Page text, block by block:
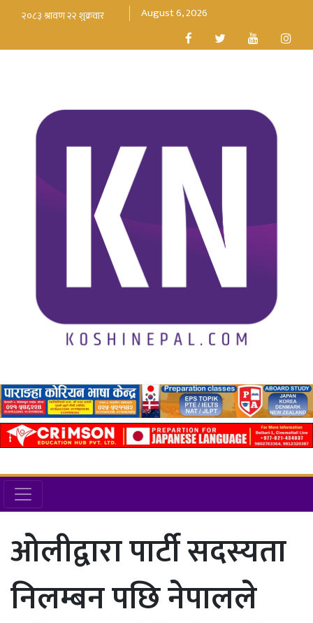
August 6, 2026
ओलीद्वारा पार्टी सदस्यता
निलम्बन पछि नेपालले